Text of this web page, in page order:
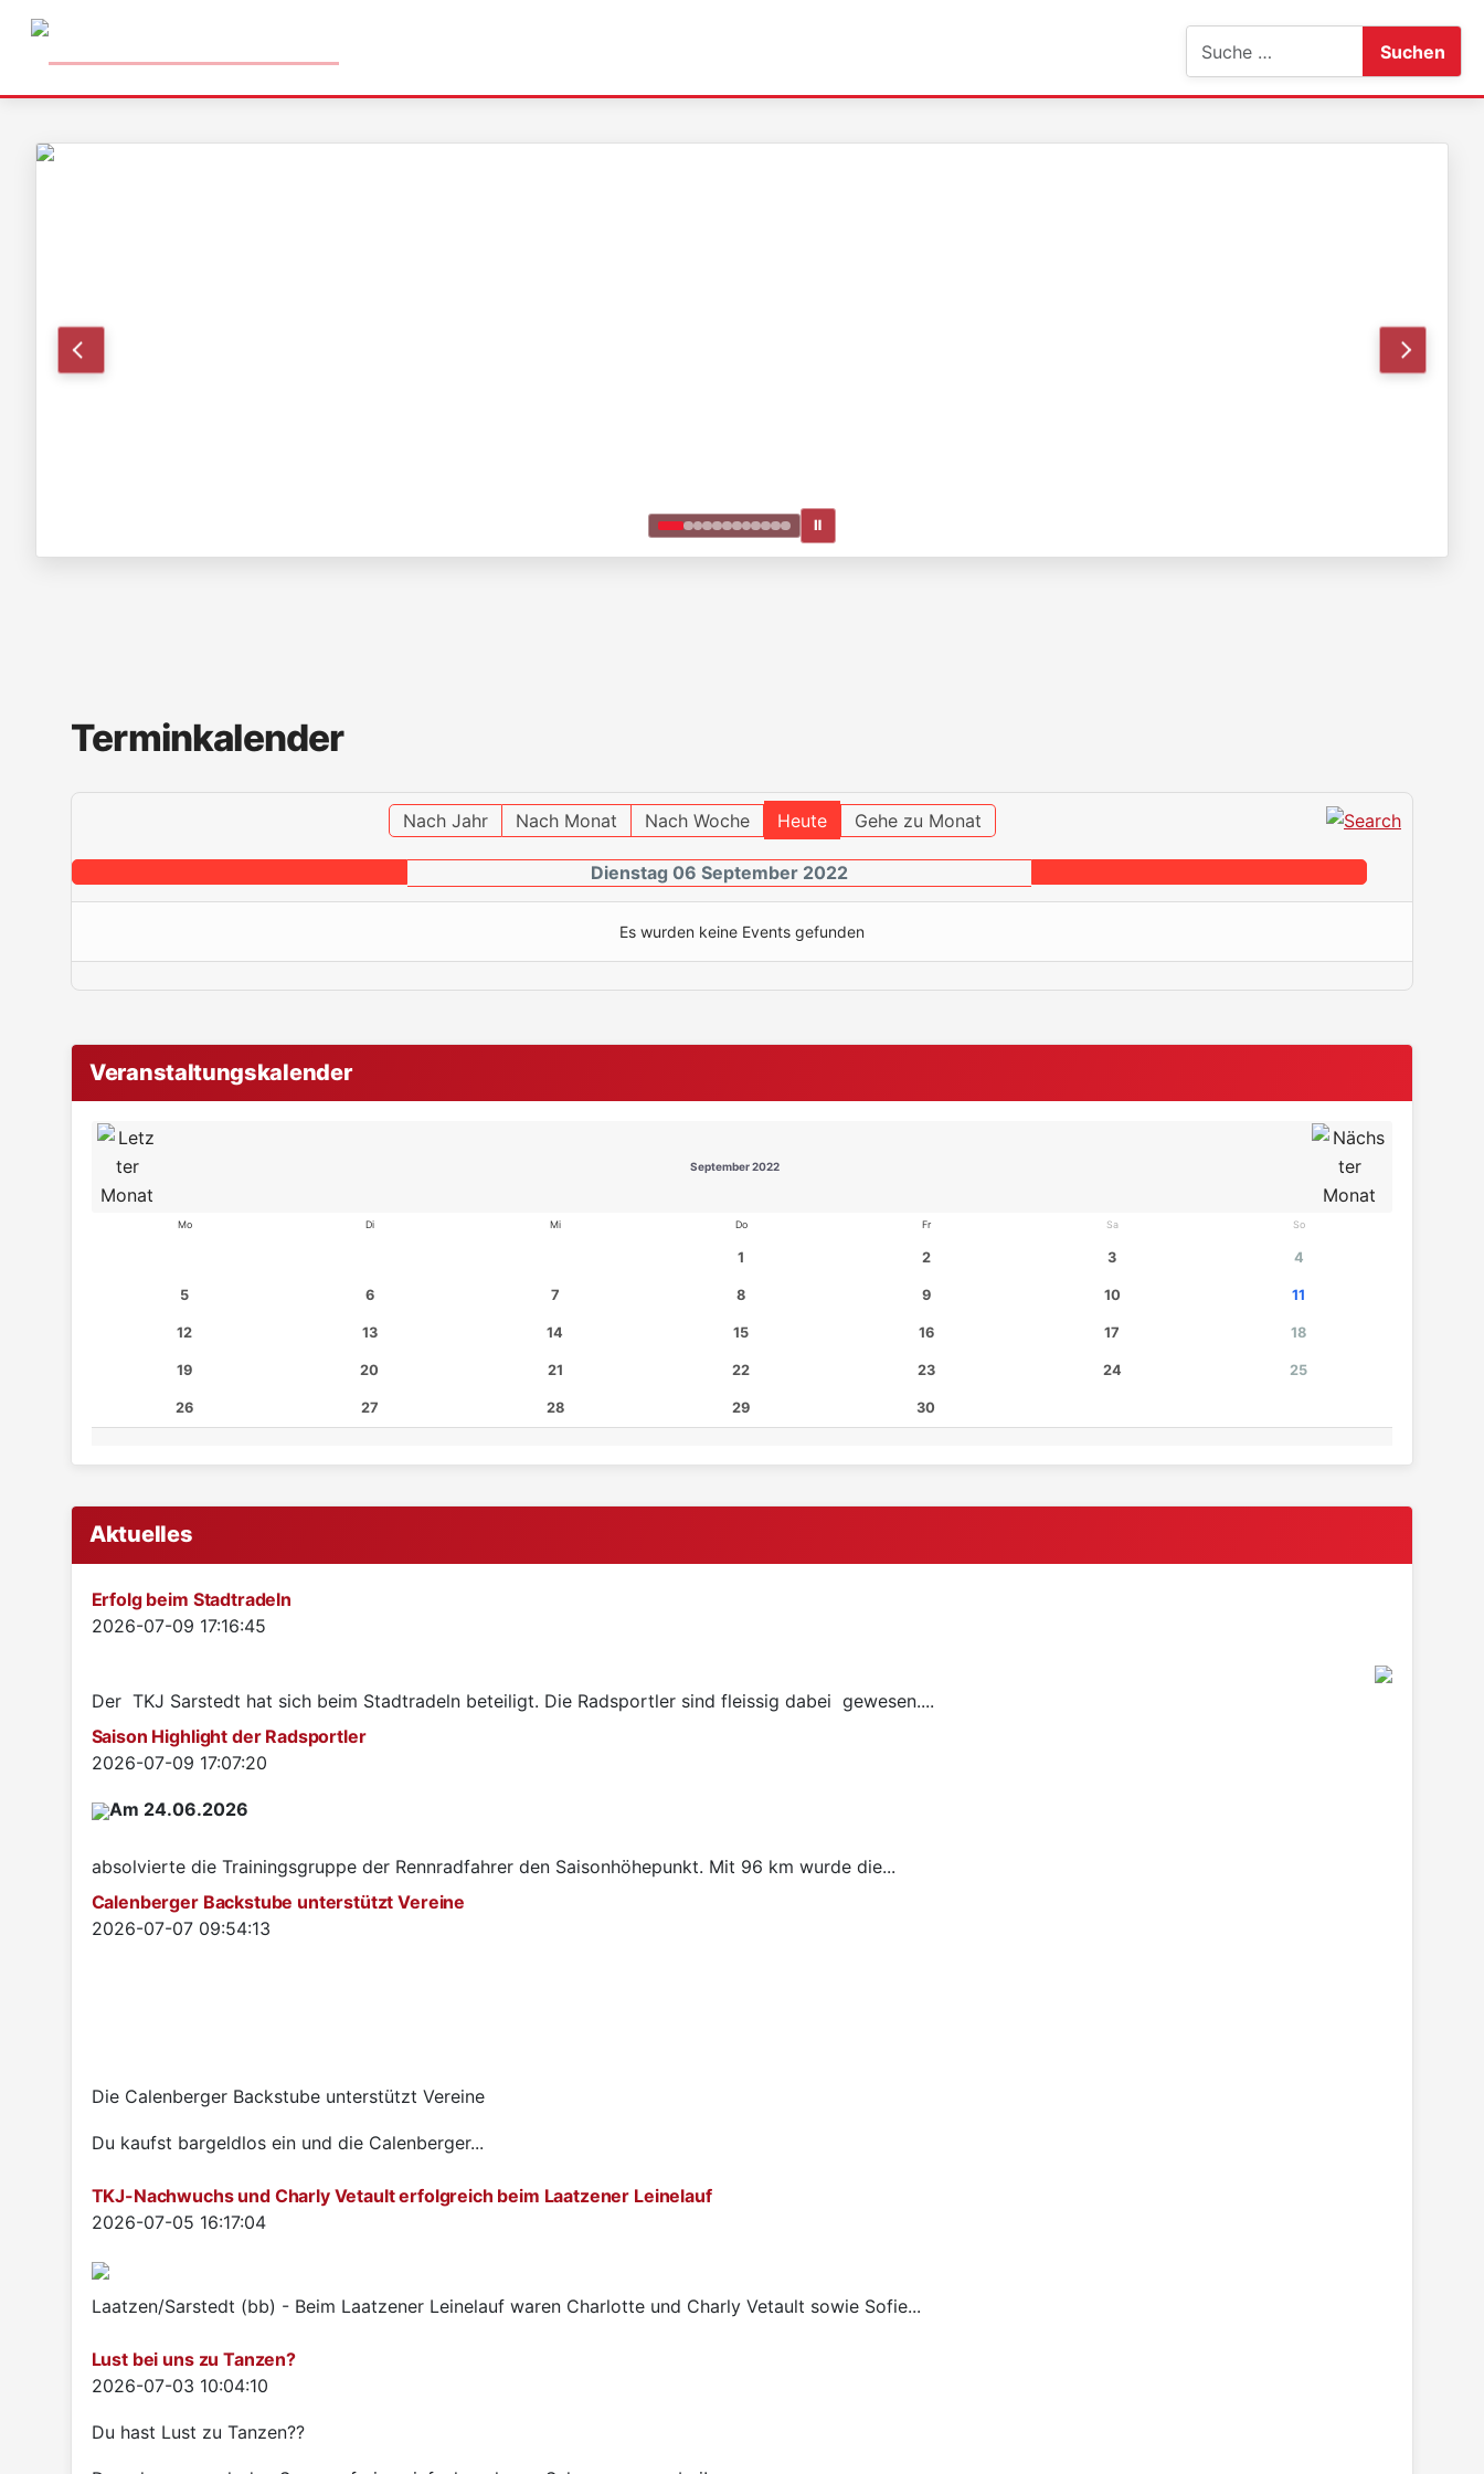
Suchen
Ⅱ
Terminkalender
Nach Jahr Nach Monat Nach Woche Heute Gehe zu Monat
Dienstag 06 September 2022
Es wurden keine Events gefunden
Veranstaltungskalender
September 2022
Mo Di Mi Do Fr Sa So
1 2 3 4
5 6 7 8 9 10 11
12 13 14 15 16 17 18
19 20 21 22 23 24 25
26 27 28 29 30
Aktuelles
Erfolg beim Stadtradeln
Details
2026-07-09 17:16:45
Der TKJ Sarstedt hat sich beim Stadtradeln beteiligt. Die Radsportler sind fleissig dabei gewesen....
Saison Highlight der Radsportler
Details
2026-07-09 17:07:20
Am 24.06.2026
absolvierte die Trainingsgruppe der Rennradfahrer den Saisonhöhepunkt. Mit 96 km wurde die...
Calenberger Backstube unterstützt Vereine
Details
2026-07-07 09:54:13
Die Calenberger Backstube unterstützt Vereine
Du kaufst bargeldlos ein und die Calenberger...
TKJ-Nachwuchs und Charly Vetault erfolgreich beim Laatzener Leinelauf
Details
2026-07-05 16:17:04
Laatzen/Sarstedt (bb) - Beim Laatzener Leinelauf waren Charlotte und Charly Vetault sowie Sofie...
Lust bei uns zu Tanzen?
Details
2026-07-03 10:04:10
Du hast Lust zu Tanzen??